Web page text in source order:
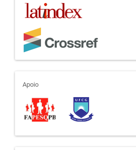
apoio
Apoio